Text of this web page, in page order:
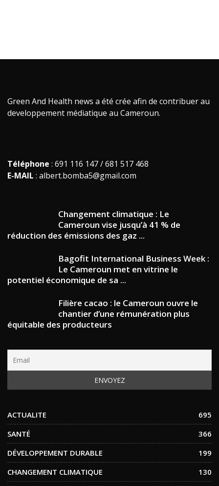
Green And Health news a été crée afin de contribuer au
developpement médiatique au Cameroun.
Téléphone : 691 116 147 / 681 517 468
E-MAIL : albert.bomba5@gmail.com
Changement climatique : Le
Cameroun vise jusqu’à 41 % de
réduction des émissions des gaz ...
Bagofit International Business Week :
Le Cameroun met en vitrine le
potentiel économique de sa ...
Filière cacao : le Cameroun ouvre le
chantier d’une rémunération plus
équitable des producteurs
ACTUALITE
695
SANTÉ
366
DÉVELOPPEMENT DURABLE
199
CHANGEMENT CLIMATIQUE
130